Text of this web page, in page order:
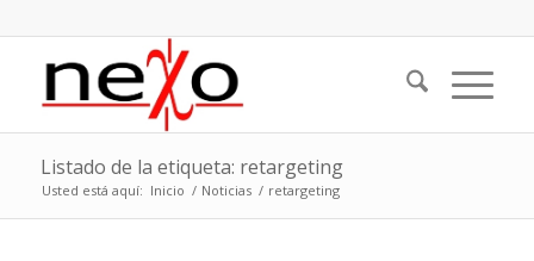
Listado de la etiqueta: retargeting
Usted está aquí: Inicio / Noticias / retargeting